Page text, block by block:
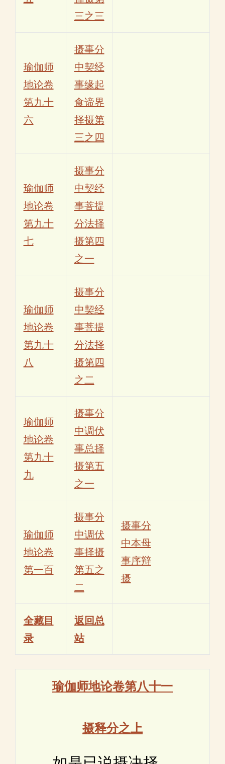
三之三
瑜伽师
地论卷
第九十
六
摄事分
中契经
事缘起
食谛界
择摄第
三之四
瑜伽师
地论卷
第九十
七
摄事分
中契经
事菩提
分法择
摄第四
之一
瑜伽师
地论卷
第九十
八
摄事分
中契经
事菩提
分法择
摄第四
之二
瑜伽师
地论卷
第九十
九
摄事分
中调伏
事总择
摄第五
之一
瑜伽师
地论卷
第一百
摄事分
中调伏
事择摄
第五之
二
摄事分
中本母
事序辩
摄
全藏目
录
返回总
站
瑜伽师地论卷第八十一
摄释分之上